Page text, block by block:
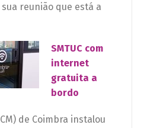
reunião que está a
SMTUC com
internet
gratuita a
bordo
de Coimbra instalou